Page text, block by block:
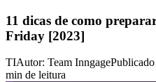
11 dicas de como
Friday [2023]
TIAutor: Team Inngage
min de leitura